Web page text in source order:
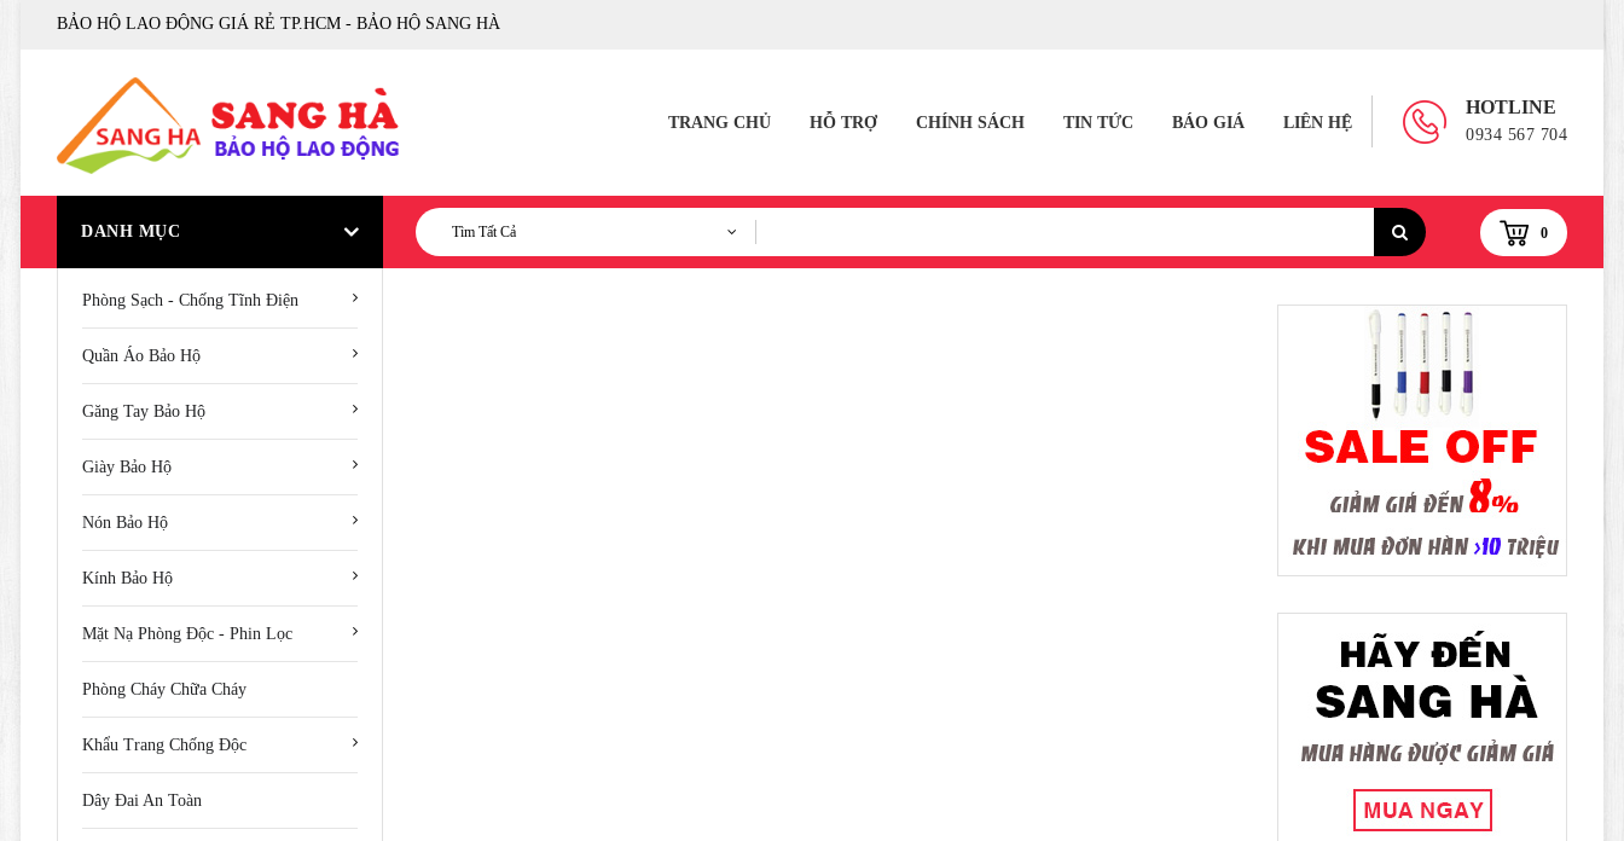
BẢO HỘ LAO ĐỘNG GIÁ RẺ TP.HCM - BẢO HỘ SANG HÀ
HOTLINE
0934 567 704
TRANG CHỦ HỖ TRỢ CHÍNH SÁCH TIN TỨC BÁO GIÁ LIÊN HỆ
DANH MỤC Tìm Tất Cả 0
Phòng Sạch - Chống Tĩnh Điện
Quần Áo Bảo Hộ
Găng Tay Bảo Hộ
Giày Bảo Hộ
Nón Bảo Hộ
Kính Bảo Hộ
Mặt Nạ Phòng Độc - Phin Lọc
Phòng Cháy Chữa Cháy
Khẩu Trang Chống Độc
Dây Đai An Toàn